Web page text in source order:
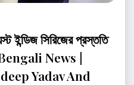
সিরিজের প্রস্ততি
Bengali News |
Yadav And